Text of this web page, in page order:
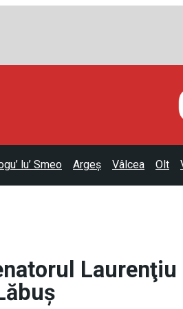
lu’ Smeo Argeș Vâlcea Olt